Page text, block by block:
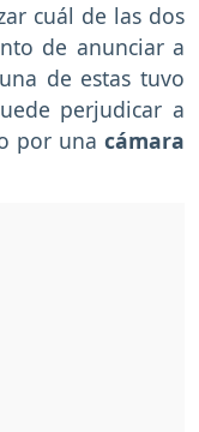
cuál de las dos
de anunciar a
de estas tuvo
perjudicar a
por una cámara